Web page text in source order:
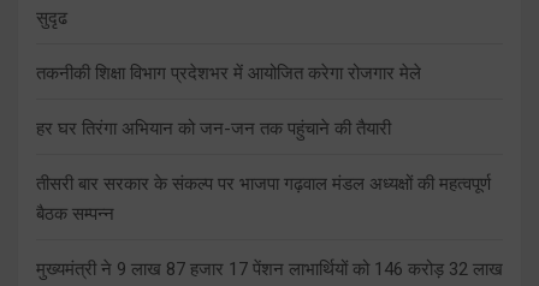
सुदृढ
तकनीकी शिक्षा विभाग प्रदेशभर में आयोजित करेगा रोजगार मेले
हर घर तिरंगा अभियान को जन-जन तक पहुंचाने की तैयारी
तीसरी बार सरकार के संकल्प पर भाजपा गढ़वाल मंडल अध्यक्षों की महत्वपूर्ण
बैठक सम्पन्न
मुख्यमंत्री ने 9 लाख 87 हजार 17 पेंशन लाभार्थियों को 146 करोड़ 32 लाख